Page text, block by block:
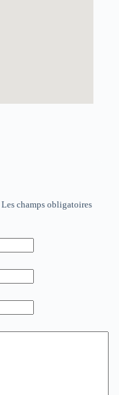
Les champs obligatoires